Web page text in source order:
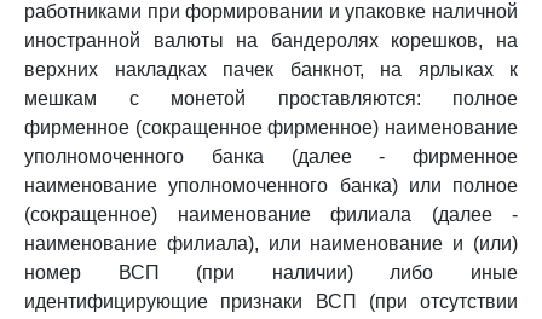
работниками при формировании и упаковке наличной
иностранной валюты на бандеролях корешков, на
верхних накладках пачек банкнот, на ярлыках к
мешкам с монетой проставляются: полное
фирменное (сокращенное фирменное) наименование
уполномоченного банка (далее - фирменное
наименование уполномоченного банка) или полное
(сокращенное) наименование филиала (далее -
наименование филиала), или наименование и (или)
номер ВСП (при наличии) либо иные
идентифицирующие признаки ВСП (при отсутствии